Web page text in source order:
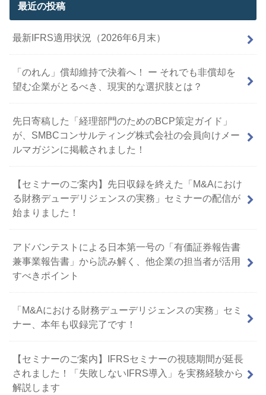
最近の投稿
最新IFRS適用状況（2026年6月末）
「のれん」償却維持で決着へ！ ー それでも非償却を
望む企業がとるべき、現実的な選択肢とは？
先日寄稿した「経理部門のためのBCP策定ガイド」
が、SMBCコンサルティング株式会社の会員向けメー
ルマガジンに掲載されました！
【セミナーのご案内】先日収録を終えた「M&Aにおけ
る財務デューデリジェンスの実務」セミナーの配信が
始まりました！
アドバンテストによる日本第一号の「有価証券報告書
兼事業報告書」から読み解く、他企業の担当者が活用
すべきポイント
「M&Aにおける財務デューデリジェンスの実務」セミ
ナー、本年も収録完了です！
【セミナーのご案内】IFRSセミナーの視聴期間が延長
されました！「失敗しないIFRS導入」を実務経験から
解説します